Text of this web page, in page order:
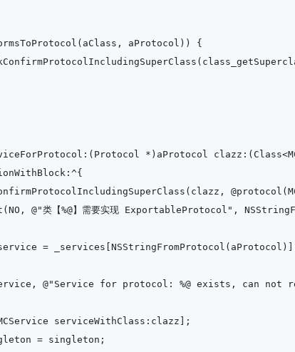
aProtocol)) {
*)aProtocol
@"类【%@】需要实现 ExportableProtocol",
=
@"Service for protocol: %@ exists, can not
serviceWithClass:clazz];
= singleton;